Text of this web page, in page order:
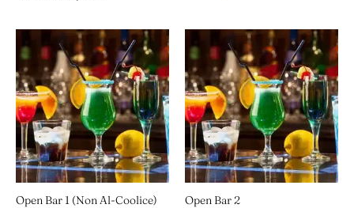
Open Bar 1 (non Al-Coolice) Open Bar 2